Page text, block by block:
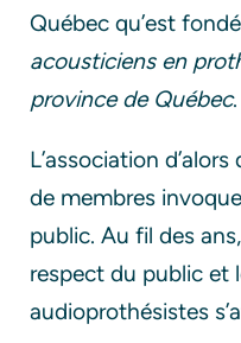
Québec qu’est
acousticiens en
province de Québec.
L’association
de membres
public. Au fil des
respect du public et
audioprothésistes